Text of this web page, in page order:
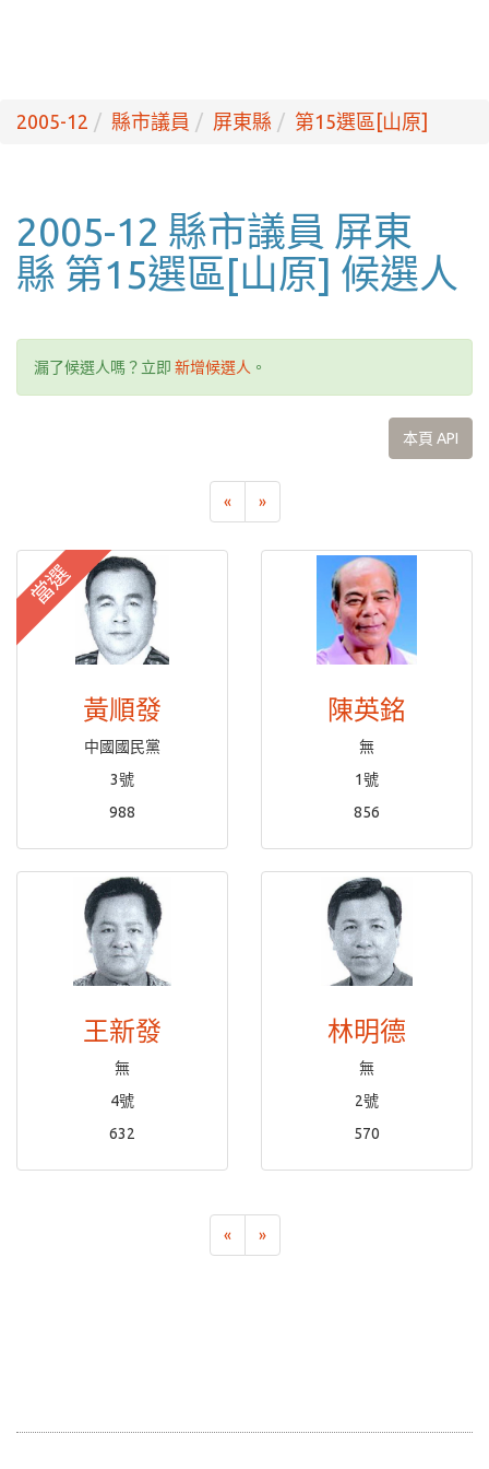
2005-12 縣市議員 屏東縣 第15選區[山原]
2005-12 縣市議員 屏東
縣 第15選區[山原] 候選人
漏了候選人嗎？立即 新增候選人 。
本頁 API
« »
當選
黃順發
中國國民黨
3號
988
陳英銘
無
1號
856
王新發
無
4號
632
林明德
無
2號
570
« »